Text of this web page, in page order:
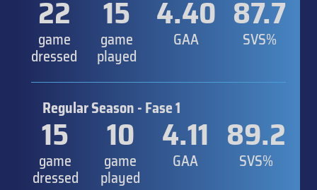
22
game
dressed
15
game
played
4.40
GAA
87.7
SVS%
Regular Season - Fase 1
15
game
dressed
10
game
played
4.11
GAA
89.2
SVS%